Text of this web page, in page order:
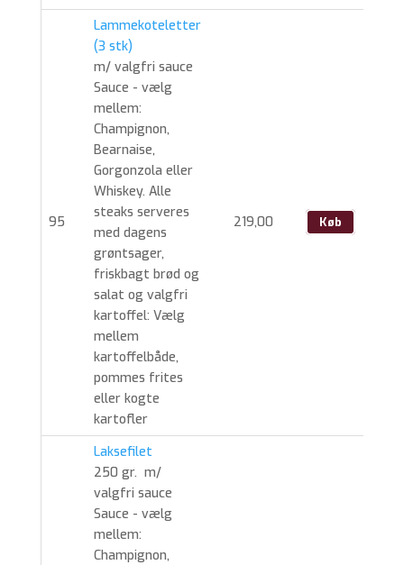
95
Lammekoteletter
(3 stk)
m/ valgfri sauce
Sauce - vælg
mellem:
Champignon,
Bearnaise,
Gorgonzola eller
Whiskey. Alle
steaks serveres
med dagens
grøntsager,
friskbagt brød og
salat og valgfri
kartoffel: Vælg
mellem
kartoffelbåde,
pommes frites
eller kogte
kartofler
219,00 Køb
Laksefilet
250 gr. m/
valgfri sauce
Sauce - vælg
mellem:
Champignon,